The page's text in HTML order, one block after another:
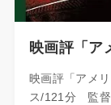
映画評「ア
映画評「アメ
ス/121分 監